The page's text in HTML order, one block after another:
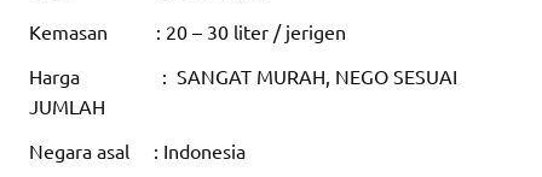
Kemasan : 20 – 30 liter / jerigen
Harga : SANGAT MURAH, NEGO SESUAI
JUMLAH
Negara asal : Indonesia